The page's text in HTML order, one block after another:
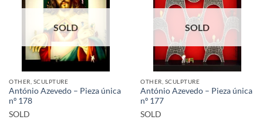
SOLD
OTHER, SCULPTURE
António Azevedo – Pieza única
nº 178
SOLD
SOLD
OTHER, SCULPTURE
António Azevedo – Pieza única
nº 177
SOLD